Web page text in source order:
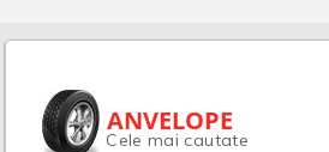
ANVELOPE
Cele mai cautate